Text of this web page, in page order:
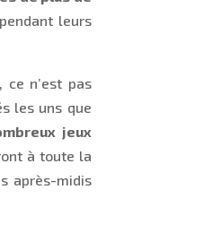
leurs
ce n’est pas
les uns que
jeux
à toute la
après-midis